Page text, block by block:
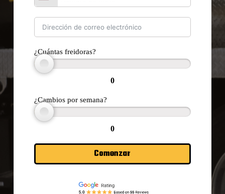
¿Cuántas freidoras?
0
¿Cambios por semana?
0
Comenzar